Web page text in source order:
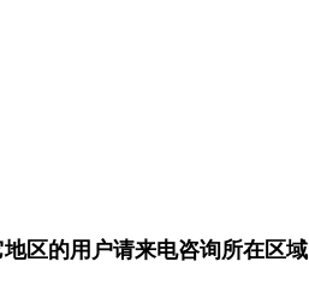
区的用户请来电咨询所在区域